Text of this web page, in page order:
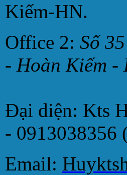
Kiếm-HN.
Office 2: Số
- Hoàn Kiếm -
Đại diện: Kts
- 0913038356
Email: